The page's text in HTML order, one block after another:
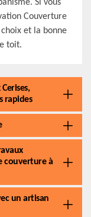
Si vous
Couverture
et la bonne
toit.
rapides
couverture à
un artisan